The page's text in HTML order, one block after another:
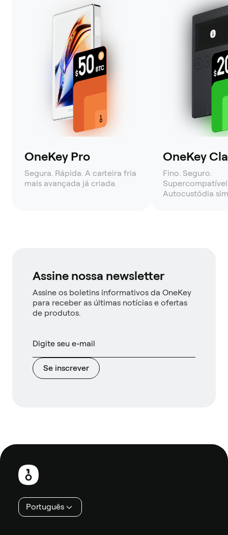
OneKey Pro
Segura. Rápida. A carteira fria
mais avançada já criada.
OneKey
Fino. Seguro.
Autocustódia
Assine nossa newsletter
Assine os boletins informativos da OneKey
para receber as últimas notícias e ofertas
de produtos.
Se inscrever
Rodapé
Português